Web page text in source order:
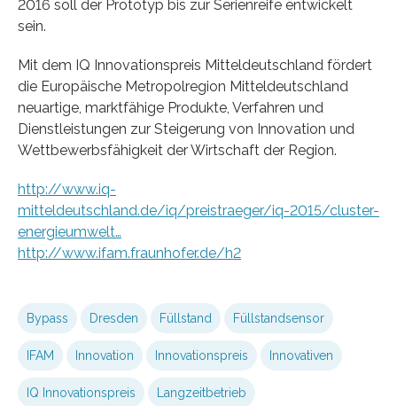
2016 soll der Prototyp bis zur Serienreife entwickelt
sein.
Mit dem IQ Innovationspreis Mitteldeutschland fördert
die Europäische Metropolregion Mitteldeutschland
neuartige, marktfähige Produkte, Verfahren und
Dienstleistungen zur Steigerung von Innovation und
Wettbewerbsfähigkeit der Wirtschaft der Region.
http://www.iq-
mitteldeutschland.de/iq/preistraeger/iq-2015/cluster-
energieumwelt…
http://www.ifam.fraunhofer.de/h2
Bypass Dresden Füllstand Füllstandsensor
IFAM Innovation Innovationspreis Innovativen
IQ Innovationspreis Langzeitbetrieb